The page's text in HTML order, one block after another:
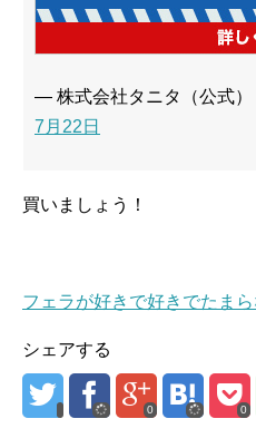
— 株式会社タニタ（公式）
7月22日
買いましょう！
フェラが好きで好きでたま
シェアする
0 0